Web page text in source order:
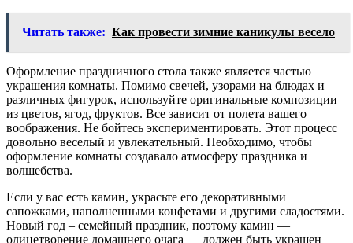
Читать также: Как провести зимние каникулы весело
Оформление праздничного стола также является частью
украшения комнаты. Помимо свечей, узорами на блюдах и
различных фигурок, используйте оригинальные композиции
из цветов, ягод, фруктов. Все зависит от полета вашего
воображения. Не бойтесь экспериментировать. Этот процесс
довольно веселый и увлекательный. Необходимо, чтобы
оформление комнаты создавало атмосферу праздника и
волшебства.
Если у вас есть камин, украсьте его декоративными
сапожками, наполненными конфетами и другими сладостями.
Новый год – семейный праздник, поэтому камин —
олицетворение домашнего очага — должен быть украшен